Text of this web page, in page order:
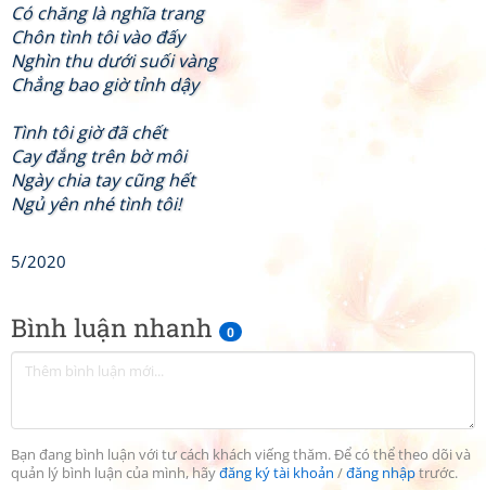
Bình luận nhanh 0
Bạn đang bình luận với tư cách khách viếng thăm. Để có thể theo dõi và
quản lý bình luận của mình, hãyđăng ký tài khoản /đăng nhậptrước.
Có chăng là nghĩa trang
Chôn tình tôi vào đấy
Nghìn thu dưới suối vàng
Chẳng bao giờ tỉnh dậy
Tình tôi giờ đã chết
Cay đắng trên bờ môi
Ngày chia tay cũng hết
Ngủ yên nhé tình tôi!
5/2020